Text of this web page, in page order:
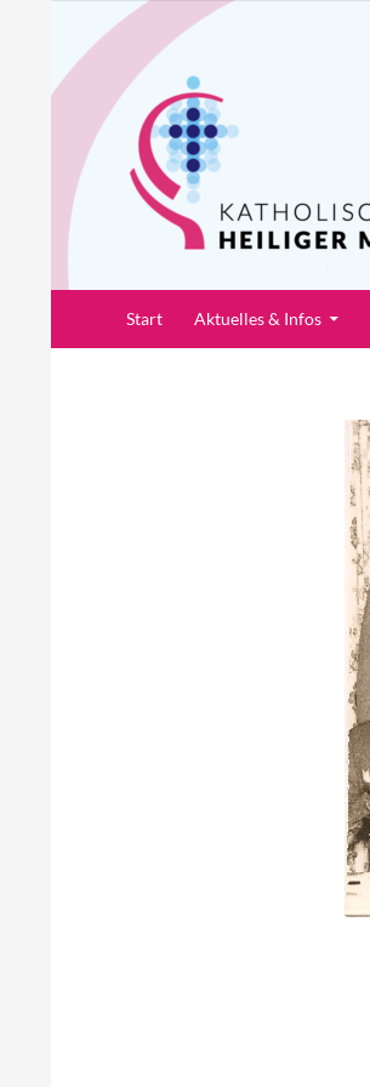
springen
Pfarrei Heiliger Martin
Start Aktuelles & Infos